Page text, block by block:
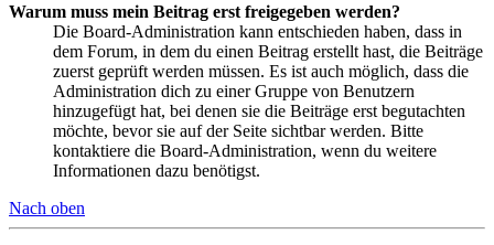
Warum muss mein Beitrag erst freigegeben werden?
Die Board-Administration kann entschieden haben, dass in
dem Forum, in dem du einen Beitrag erstellt hast, die Beiträge
zuerst geprüft werden müssen. Es ist auch möglich, dass die
Administration dich zu einer Gruppe von Benutzern
hinzugefügt hat, bei denen sie die Beiträge erst begutachten
möchte, bevor sie auf der Seite sichtbar werden. Bitte
kontaktiere die Board-Administration, wenn du weitere
Informationen dazu benötigst.
Nach oben